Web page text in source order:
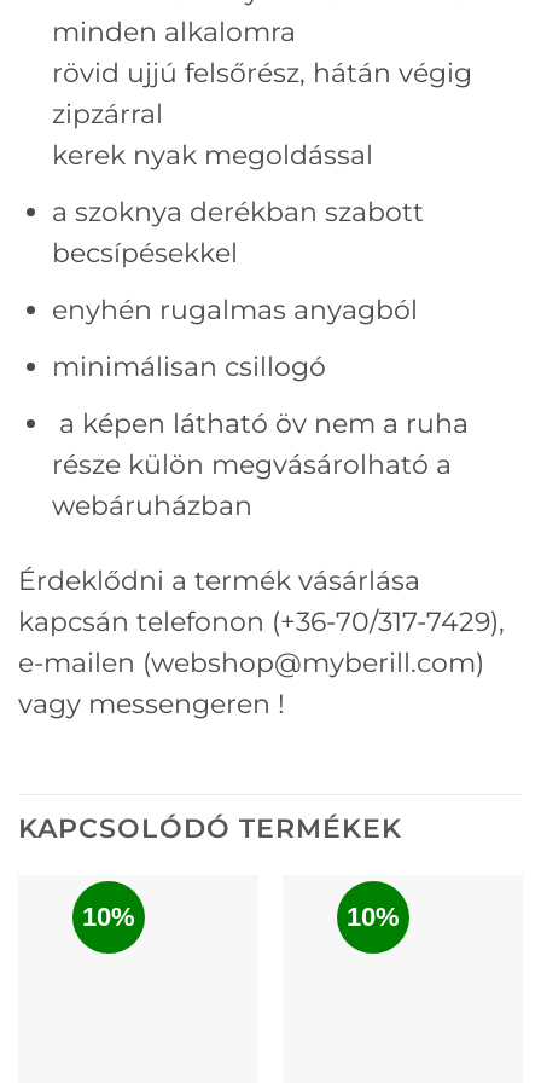
minden alkalomra
rövid ujjú felsőrész, hátán végig
zipzárral
kerek nyak megoldással
a szoknya derékban szabott
becsípésekkel
enyhén rugalmas anyagból
minimálisan csillogó
a képen látható öv nem a ruha
része külön megvásárolható a
webáruházban
Érdeklődni a termék vásárlása
kapcsán telefonon (+36-70/317-7429),
e-mailen (webshop@myberill.com)
vagy messengeren !
KAPCSOLÓDÓ TERMÉKEK
10% 10%